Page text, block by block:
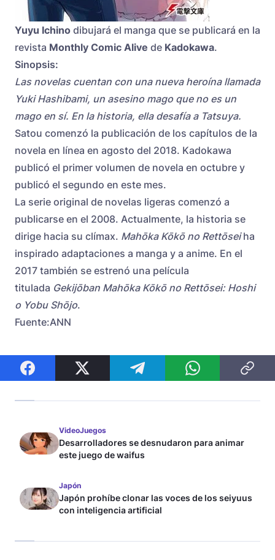
Yuyu Ichino dibujará el manga que se publicará en la
revista Monthly Comic Alive de Kadokawa.
Sinopsis:
Las novelas cuentan con una nueva heroína llamada
Yuki Hashibami, un asesino mago que no es un
mago en sí. En la historia, ella desafía a Tatsuya.
Satou comenzó la publicación de los capítulos de la
novela en línea en agosto del 2018. Kadokawa
publicó el primer volumen de novela en octubre y
publicó el segundo en este mes.
La serie original de novelas ligeras comenzó a
publicarse en el 2008. Actualmente, la historia se
dirige hacia su clímax. Mahōka Kōkō no Rettōseiha
inspirado adaptaciones a manga y a anime. En el
2017 también se estrenó una película
titulada Gekijōban Mahōka Kōkō no Rettōsei: Hoshi
o Yobu Shōjo.
Fuente:ANN
VideoJuegos
Desarrolladores se desnudaron para animar
este juego de waifus
Japón
Japón prohíbe clonar las voces de los seiyuus
con inteligencia artificial